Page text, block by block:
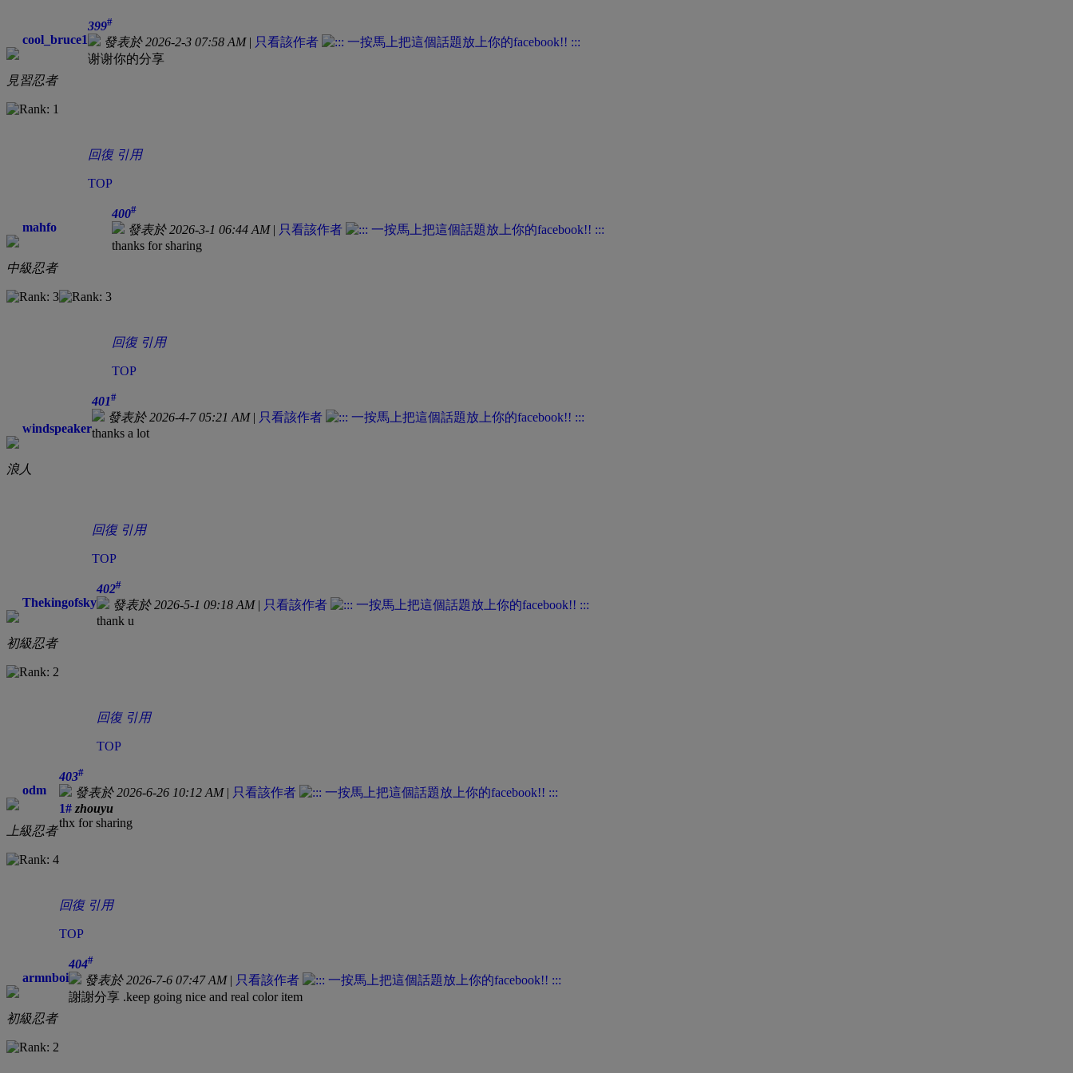
cool_bruce1
見習忍者
399#
發表於 2026-2-3 07:58 AM| 只看該作者
谢谢你的分享
回復 引用
TOP
mahfo
中級忍者
400#
發表於 2026-3-1 06:44 AM| 只看該作者
thanks for sharing
回復 引用
TOP
windspeaker
浪人
401#
發表於 2026-4-7 05:21 AM| 只看該作者
thanks a lot
回復 引用
TOP
Thekingofsky
初級忍者
402#
發表於 2026-5-1 09:18 AM| 只看該作者
thank u
回復 引用
TOP
odm
上級忍者
403#
發表於 2026-6-26 10:12 AM| 只看該作者
1# zhouyu
thx for sharing
回復 引用
TOP
armnboi
初級忍者
404#
發表於 2026-7-6 07:47 AM| 只看該作者
謝謝分享 .keep going nice and real color item